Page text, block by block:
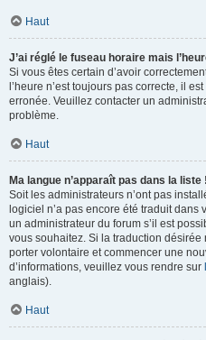
Haut
J’ai réglé le fuseau horaire mais
Si vous êtes certain d’avoir
l’heure n’est toujours pas correcte, il
erronée. Veuillez contacter un
problème.
Haut
Ma langue n’apparaît pas dans la liste !
Soit les administrateurs n’ont pas
logiciel n’a pas encore été traduit
un administrateur du forum s’il est
vous souhaitez. Si la traduction désirée
porter volontaire et commencer une
d’informations, veuillez vous rendre sur
anglais).
Haut